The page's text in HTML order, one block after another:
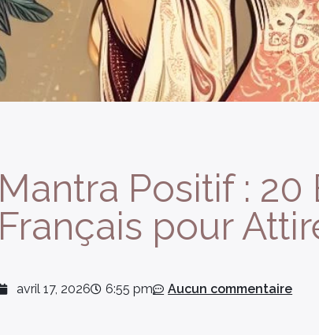
Mantra Positif :
Français pour
avril 17, 2026 6:55 pm Aucun commentaire